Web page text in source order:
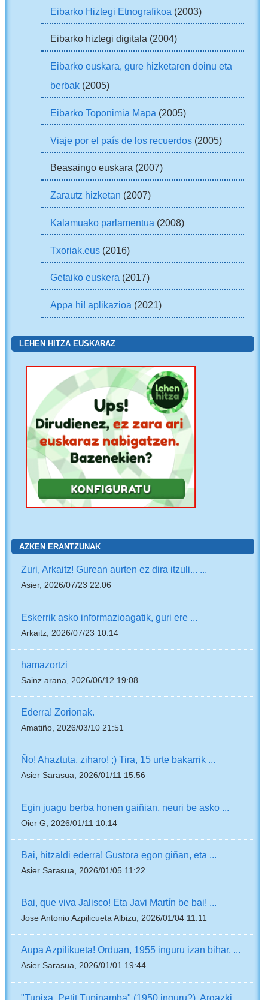
Eibarko Hiztegi Etnografikoa (2003)
Eibarko hiztegi digitala (2004)
Eibarko euskara, gure hizketaren doinu eta
berbak(2005)
Eibarko Toponimia Mapa (2005)
Viaje por el país de los recuerdos(2005)
Beasaingo euskara (2007)
Zarautz hizketan (2007)
Kalamuako parlamentua (2008)
Txoriak.eus(2016)
Getaiko euskera (2017)
Appa hi! aplikazioa (2021)
LEHEN HITZA EUSKARAZ
AZKEN ERANTZUNAK
Zuri, Arkaitz! Gurean aurten ez dira itzuli... ...
Asier, 2026/07/23 22:06
Eskerrik asko informazioagatik, guri ere ...
Arkaitz, 2026/07/23 10:14
hamazortzi
Sainz arana, 2026/06/12 19:08
Ederra! Zorionak.
Amatiño, 2026/03/10 21:51
Ño! Ahaztuta, ziharo! ;) Tira, 15 urte bakarrik ...
Asier Sarasua, 2026/01/11 15:56
Egin juagu berba honen gaiñian, neuri be asko ...
Oier G, 2026/01/11 10:14
Bai, hitzaldi ederra! Gustora egon giñan, eta ...
Asier Sarasua, 2026/01/05 11:22
Bai, que viva Jalisco! Eta Javi Martín be bai! ...
Jose Antonio Azpilicueta Albizu, 2026/01/04 11:11
Aupa Azpilikueta! Orduan, 1955 inguru izan bihar, ...
Asier Sarasua, 2026/01/01 19:44
"Tupixa, Petit Tupinamba" (1950 inguru?). Argazki ...